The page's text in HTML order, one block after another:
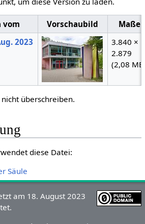
vom Vorschaubild
Maße
2023
3.840 ×
2.879
(2,08
überschreiben.
diese Datei:
Säule
am 18. August 2023